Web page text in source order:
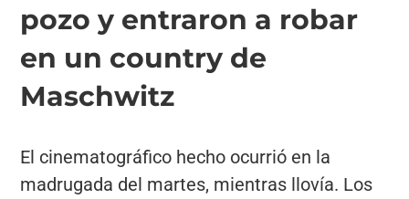
pozo y entraron a robar
en un country de
Maschwitz
El cinematográfico hecho ocurrió en la
madrugada del martes, mientras llovía. Los